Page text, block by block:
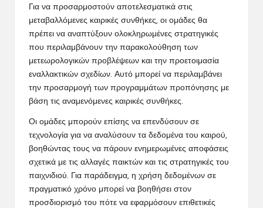
Για να προσαρμοστούν αποτελεσματικά στις
μεταβαλλόμενες καιρικές συνθήκες, οι ομάδες θα
πρέπει να αναπτύξουν ολοκληρωμένες στρατηγικές
που περιλαμβάνουν την παρακολούθηση των
μετεωρολογικών προβλέψεων και την προετοιμασία
εναλλακτικών σχεδίων. Αυτό μπορεί να περιλαμβάνει
την προσαρμογή των προγραμμάτων προπόνησης με
βάση τις αναμενόμενες καιρικές συνθήκες.
Οι ομάδες μπορούν επίσης να επενδύσουν σε
τεχνολογία για να αναλύσουν τα δεδομένα του καιρού,
βοηθώντας τους να πάρουν ενημερωμένες αποφάσεις
σχετικά με τις αλλαγές παικτών και τις στρατηγικές του
παιχνιδιού. Για παράδειγμα, η χρήση δεδομένων σε
πραγματικό χρόνο μπορεί να βοηθήσει στον
προσδιορισμό του πότε να εφαρμόσουν επιθετικές